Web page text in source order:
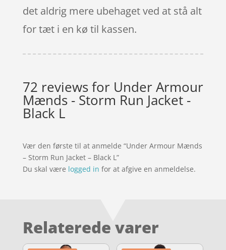
det aldrig mere ubehaget ved at stå alt
for tæt i en kø til kassen.
72 reviews for Under Armour
Mænds - Storm Run Jacket -
Black L
Vær den første til at anmelde “Under Armour Mænds
– Storm Run Jacket – Black L”
Du skal være logged in for at afgive en anmeldelse.
Relaterede varer